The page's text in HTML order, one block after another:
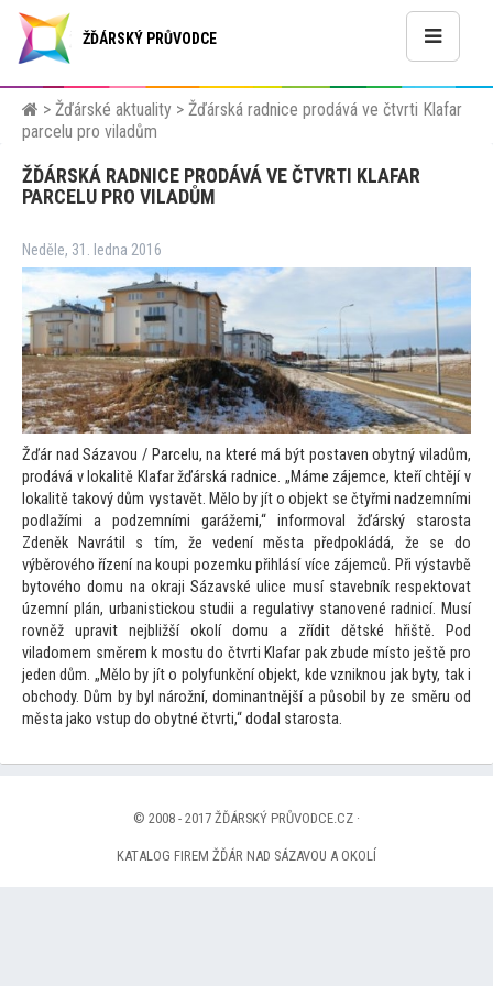
ŽĎÁRSKÝ PRŮVODCE
> Žďárské aktuality > Žďárská radnice prodává ve čtvrti Klafar
parcelu pro viladům
ŽĎÁRSKÁ RADNICE PRODÁVÁ VE ČTVRTI KLAFAR
PARCELU PRO VILADŮM
Neděle, 31. ledna 2016
Žďár nad Sázavou / Parcelu, na které má být postaven obytný viladům,
prodává v lokalitě Klafar žďárská radnice. „Máme zájemce, kteří chtějí v
lokalitě takový dům vystavět. Mělo by jít o objekt se čtyřmi nadzemními
podlažími a podzemními garážemi,“ informoval žďárský starosta
Zdeněk Navrátil s tím, že vedení města předpokládá, že se do
výběrového řízení na koupi pozemku přihlásí více zájemců. Při výstavbě
bytového domu na okraji Sázavské ulice musí stavebník respektovat
územní plán, urbanistickou studii a regulativy stanovené radnicí. Musí
rovněž upravit nejbližší okolí domu a zřídit dětské hřiště. Pod
viladomem směrem k mostu do čtvrti Klafar pak zbude místo ještě pro
jeden dům. „Mělo by jít o polyfunkční objekt, kde vzniknou jak byty, tak i
obchody. Dům by byl nárožní, dominantnější a působil by ze směru od
města jako vstup do obytné čtvrti,“ dodal starosta.
© 2008 - 2017 ŽĎÁRSKÝ PRŮVODCE.CZ ·
KATALOG FIREM ŽĎÁR NAD SÁZAVOU A OKOLÍ